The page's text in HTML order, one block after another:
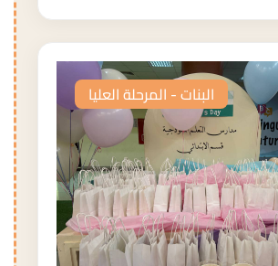
البنات - المرحلة العليا